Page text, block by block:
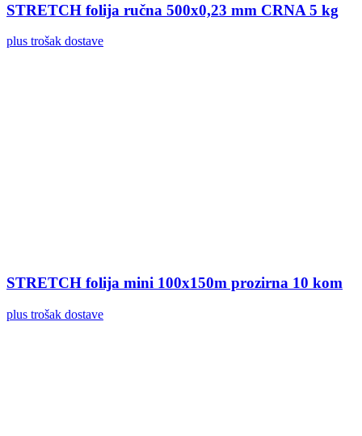
STRETCH folija ručna 500x0,23 mm CRNA 5 kg
plus trošak dostave
STRETCH folija mini 100x150m prozirna 10 kom
plus trošak dostave